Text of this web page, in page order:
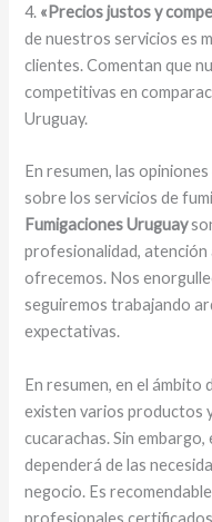
4. «Precios justos y
de nuestros servicios es
clientes. Comentan que
competitivas en
Uruguay.
En resumen, las
sobre los servicios de
Fumigaciones Uruguay
profesionalidad, atención
ofrecemos. Nos
seguiremos trabajando
expectativas.
En resumen, en el ámbito
existen varios productos
cucarachas. Sin
dependerá de las
negocio. Es
profesionales